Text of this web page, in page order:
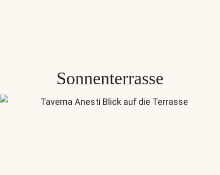
Sonnenterrasse